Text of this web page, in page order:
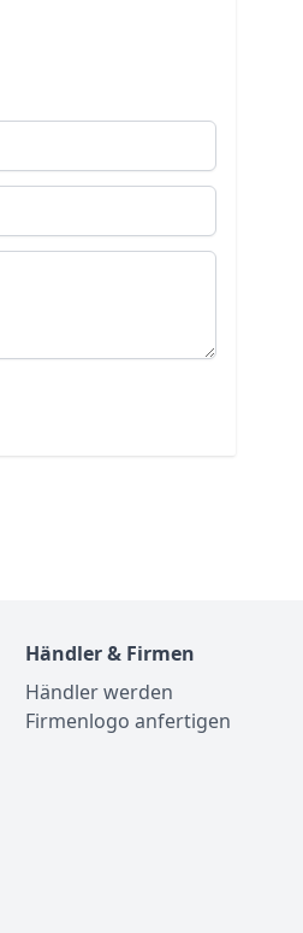
Händler & Firmen
Händler werden
Firmenlogo anfertigen